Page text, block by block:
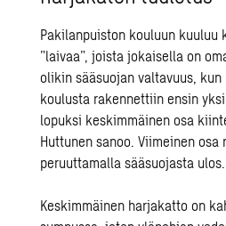
Pakilanpuiston kouluun kuuluu
”laivaa”, joista jokaisella on
olikin sääsuojan valtavuus,
koulusta rakennettiin ensin
lopuksi keskimmäinen osa
Huttunen sanoo. Viimeinen
peruuttamalla sääsuojasta ulos.
Keskimmäinen harjakatto on